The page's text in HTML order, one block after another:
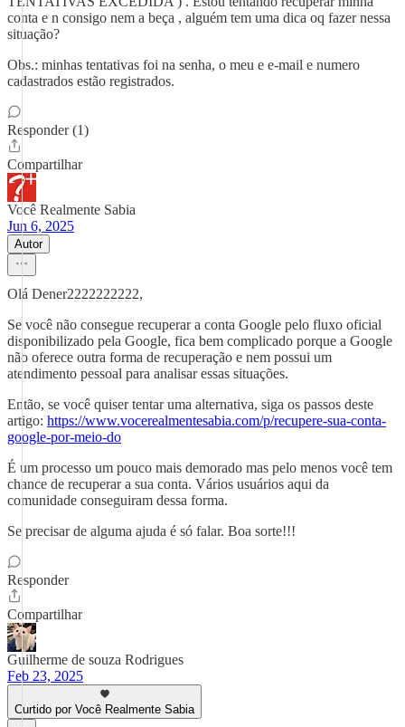
conta e n consigo nem a beça , alguém tem uma dica oq fazer nessa
situação?
Obs.: minhas tentativas foi na senha, o meu e e-mail e numero
cadastrados estão registrados.
Responder (1)
Compartilhar
Você Realmente Sabia
Jun 6, 2025
Autor
Olá Dener2222222222,
Se você não consegue recuperar a conta Google pelo fluxo oficial
disponibilizado pela Google, fica bem complicado porque a Google
não oferece outra forma de recuperação e nem possui um
atendimento pessoal para analisar essas situações.
Então, se você quiser tentar uma alternativa, siga os passos deste
artigo: https://www.vocerealmentesabia.com/p/recupere-sua-conta-
google-por-meio-do
É um processo um pouco mais demorado mas pelo menos você tem
chance de recuperar a sua conta. Vários usuários aqui da
comunidade conseguiram dessa forma.
Se precisar de alguma ajuda é só falar. Boa sorte!!!
Responder
Compartilhar
Guilherme de souza Rodrigues
Feb 23, 2025
Curtido por Você Realmente Sabia